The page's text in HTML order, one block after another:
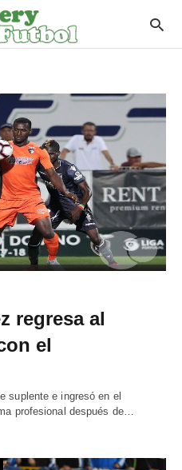
regresa al
el
suplente e ingresó en el
profesional después de…